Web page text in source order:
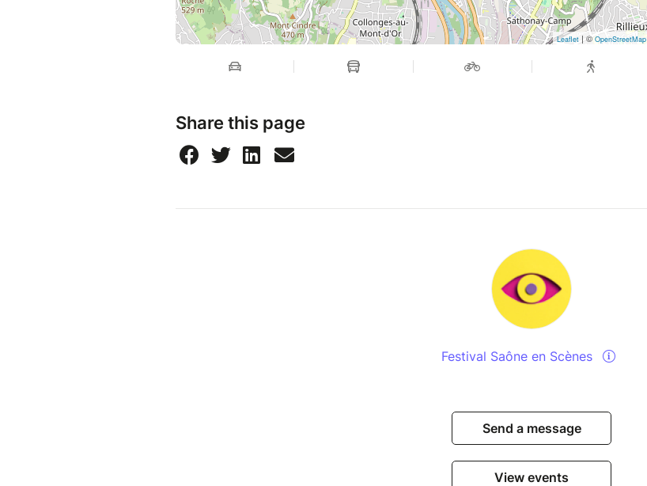
Leaflet | ©OpenStreetMap
Share this page
Festival Saône en Scènes
Send a message
View events